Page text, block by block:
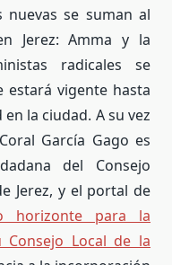
nuevas se suman al
Jerez: Amma y la
radicales se
vigente hasta
la ciudad. A su vez
García Gago es
del Consejo
Jerez, y el portal de
horizonte para la
Consejo Local de la